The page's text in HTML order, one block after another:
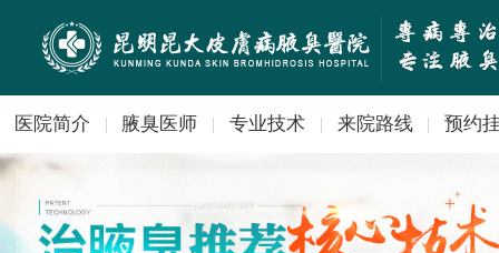
医院简介 | 腋臭医师 | 专业技术 | 来院路线 | 预约